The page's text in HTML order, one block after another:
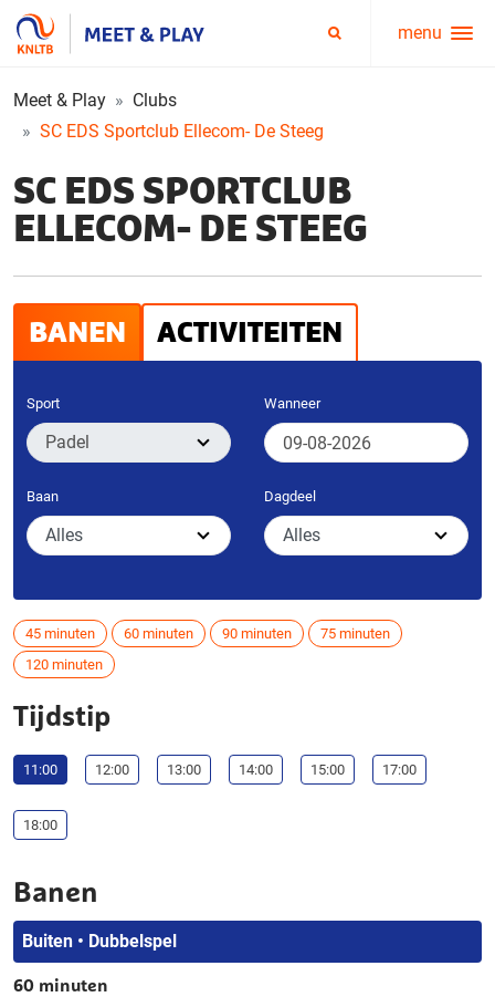
Service
menu
menu
Meet & Play
Clubs
SC EDS Sportclub Ellecom- De Steeg
SC EDS SPORTCLUB
ELLECOM- DE STEEG
BANEN ACTIVITEITEN
Sport Wanneer
Baan Dagdeel
45 minuten 60 minuten 90 minuten
75 minuten
120 minuten
Tijdstip
11:00 12:00 13:00 14:00 15:00 17:00
18:00
Banen
Buiten • Dubbelspel
60 minuten